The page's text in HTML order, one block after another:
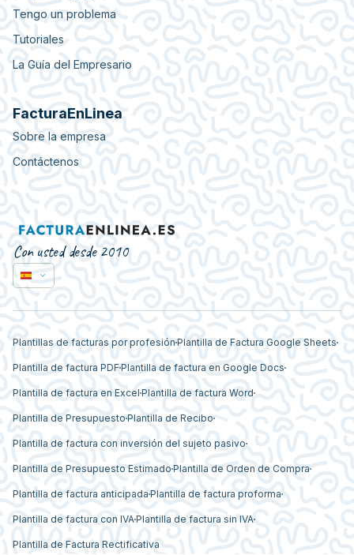
Tengo un problema
Tutoriales
La Guía del Empresario
FacturaEnLinea
Sobre la empresa
Contáctenos
Con usted desde 2010
Plantillas de facturas por profesión Plantilla de Factura Google Sheets
Plantilla de factura PDFPlantilla de factura en Google Docs
Plantilla de factura en Excel Plantilla de factura Word
Plantilla de Presupuesto Plantilla de Recibo
Plantilla de factura con inversión del sujeto pasivo
Plantilla de Presupuesto Estimado Plantilla de Orden de Compra
Plantilla de factura anticipada Plantilla de factura proforma
Plantilla de factura con IVA Plantilla de factura sin IVA
Plantilla de Factura Rectificativa